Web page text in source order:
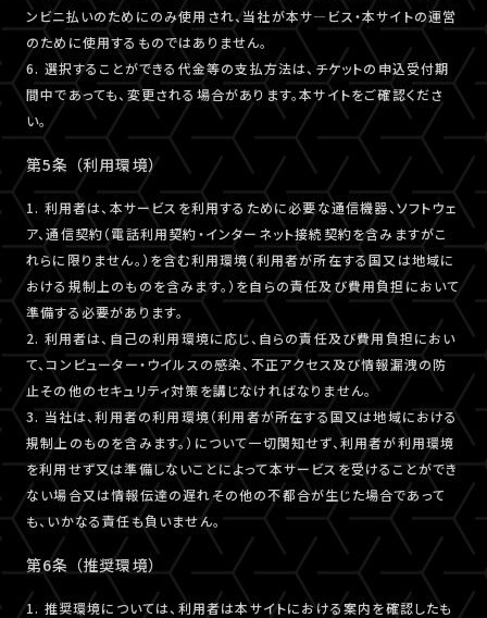
ンビニ払いのためにのみ使用され、当社が本サ―ビス・本サイトの運営
のために使用するものではありません。
6. 選択することができる代金等の支払方法は、チケットの申込受付期
間中であっても、変更される場合があります。本サイトをご確認くださ
い。
第5条 （利用環境）
1. 利用者は、本サービスを利用するために必要な通信機器、ソフトウェ
ア、通信契約（電話利用契約・インターネット接続契約を含みますがこ
れらに限りません。）を含む利用環境（利用者が所在する国又は地域に
おける規制上のものを含みます。）を自らの責任及び費用負担において
準備する必要があります。
2. 利用者は、自己の利用環境に応じ、自らの責任及び費用負担におい
て、コンピューター・ウイルスの感染、不正アクセス及び情報漏洩の防
止その他のセキュリティ対策を講じなければなりません。
3. 当社は、利用者の利用環境（利用者が所在する国又は地域における
規制上のものを含みます。）について一切関知せず、利用者が利用環境
を利用せず又は準備しないことによって本サービスを受けることができ
ない場合又は情報伝達の遅れその他の不都合が生じた場合であって
も、いかなる責任も負いません。
第6条 （推奨環境）
1. 推奨環境については、利用者は本サイトにおける案内を確認したも